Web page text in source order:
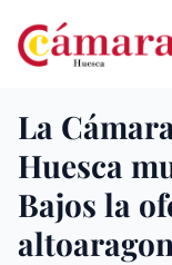
La
Huesca
Bajos la